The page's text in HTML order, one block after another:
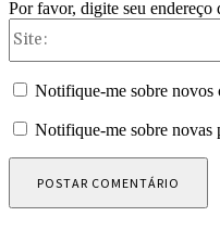
Por favor, digite seu endereço
Notifique-me sobre novos
Notifique-me sobre novas